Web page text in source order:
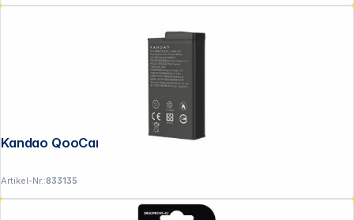
Kandao QooCam 3 Akku
Artikel-Nr.:833135